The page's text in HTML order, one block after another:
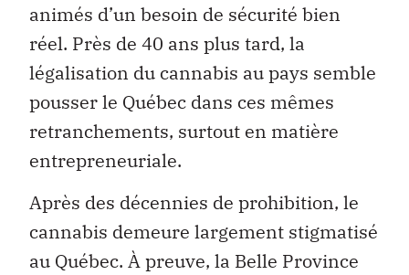
animés d’un besoin de sécurité bien
réel. Près de 40 ans plus tard, la
légalisation du cannabis au pays semble
pousser le Québec dans ces mêmes
retranchements, surtout en matière
entrepreneuriale.
Après des décennies de prohibition, le
cannabis demeure largement stigmatisé
au Québec. À preuve, la Belle Province